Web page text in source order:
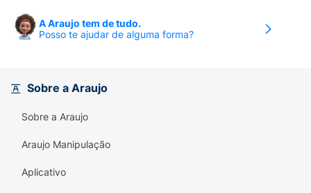
A Araujo tem de tudo.
Posso te ajudar de alguma forma?
Sobre a Araujo
Sobre a Araujo
Araujo Manipulação
Aplicativo